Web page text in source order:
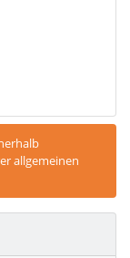
allgemeinen